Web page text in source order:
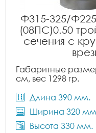
Ф315-325/
(08ПС)0.50
сечения с
Габаритные
см, вес 1298 гр.
Длина 390 мм.
Ширина 320
Высота 330 мм.